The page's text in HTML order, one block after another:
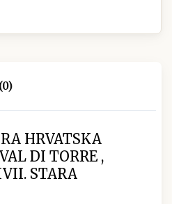
HRVATSKA
DI TORRE ,
STARA